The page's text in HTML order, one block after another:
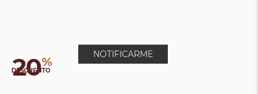
20%
DESCUENTO
NOTIFICARME